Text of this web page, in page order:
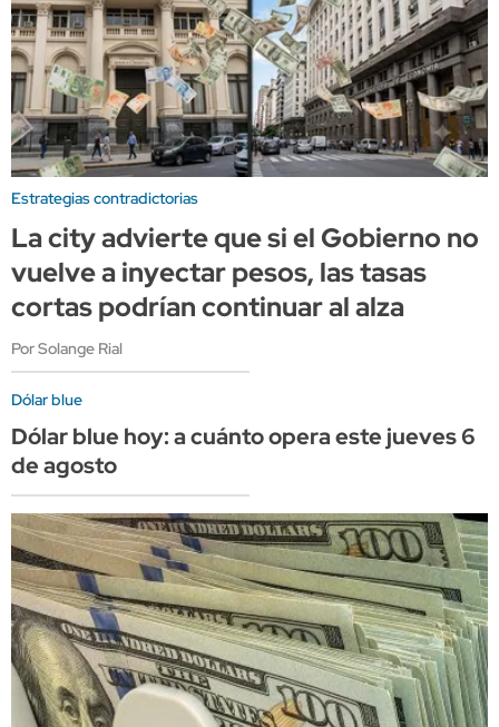
Estrategias contradictorias
La city advierte que si el Gobierno no
vuelve a inyectar pesos, las tasas
cortas podrían continuar al alza
Por Solange Rial
Dólar blue
Dólar blue hoy: a cuánto opera este jueves 6
de agosto